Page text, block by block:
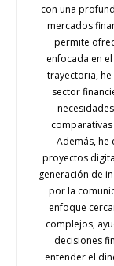
con una
mercados
permite
enfocada en
trayectoria,
sector
Además,
proyectos
generación de
por la
enfoque
complejos,
decisiones
entender el